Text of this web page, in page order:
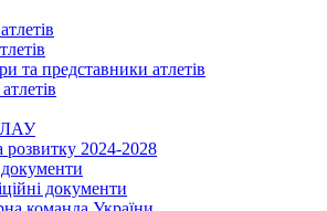
та представники атлетів
розвитку 2024-2028
документи